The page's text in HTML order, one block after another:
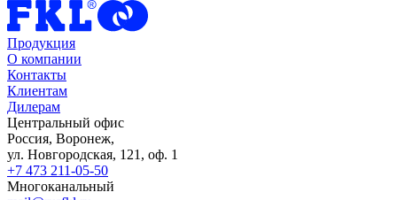
Продукция
О компании
Контакты
Клиентам
Дилерам
Центральный офис
Россия, Воронеж,
ул. Новгородская, 121, оф. 1
+7 473 211-05-50
Многоканальный